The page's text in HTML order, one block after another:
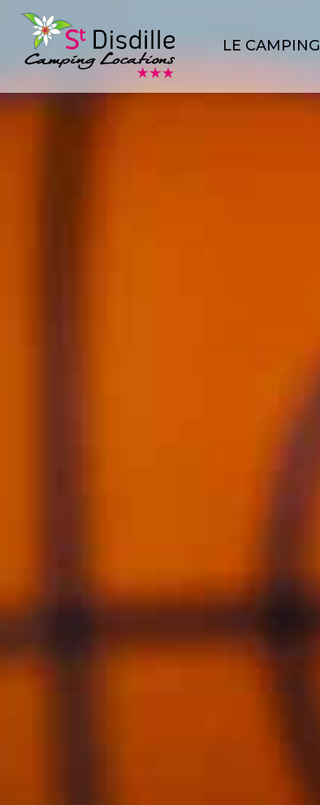
LE CAMPING
Panneau de gestion des cookies